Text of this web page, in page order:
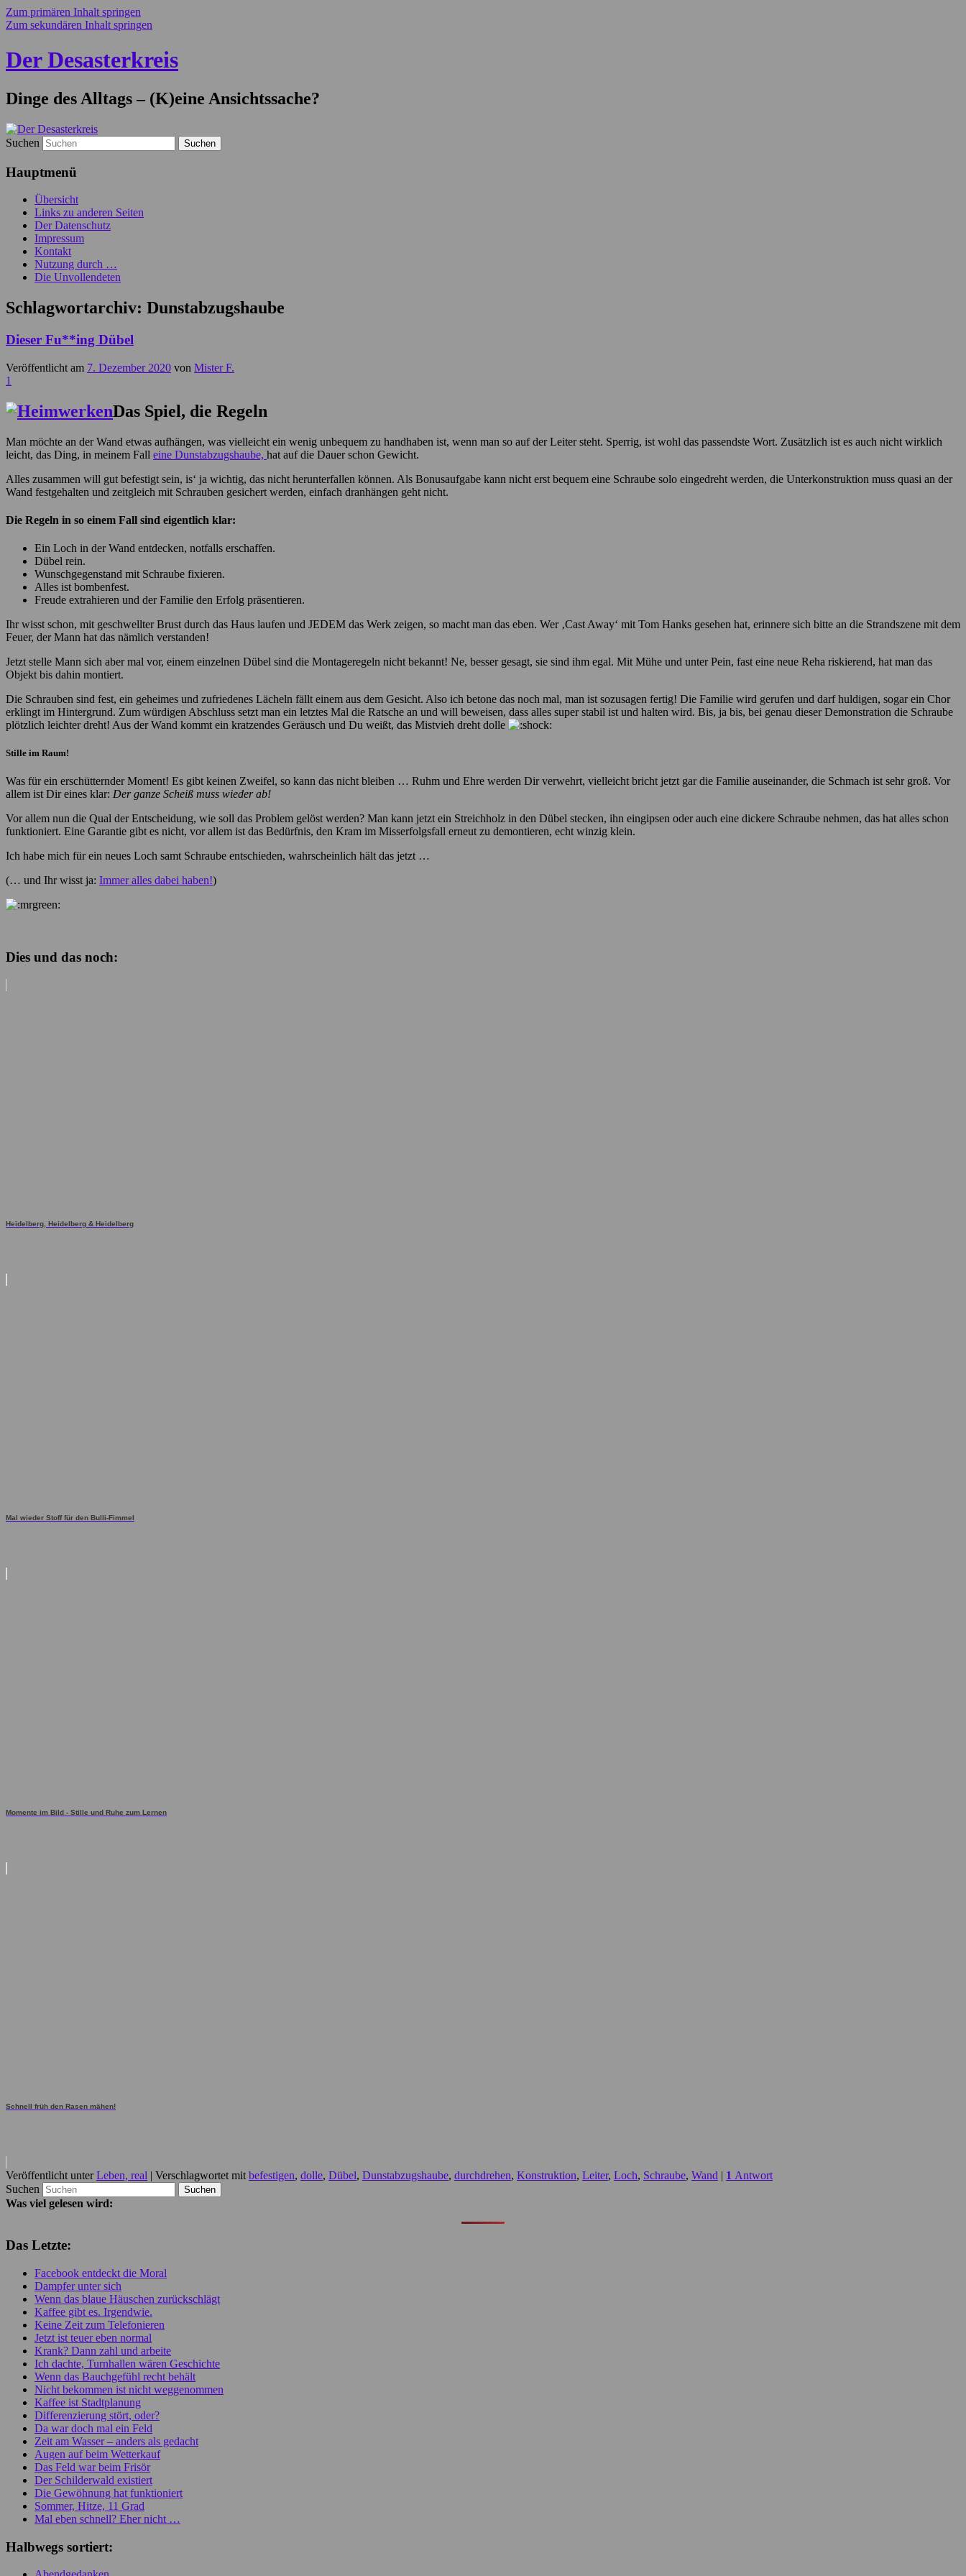
Zum primären Inhalt springen
Zum sekundären Inhalt springen
Der Desasterkreis
Dinge des Alltags – (K)eine Ansichtssache?
Suchen
Hauptmenü
Übersicht
Links zu anderen Seiten
Der Datenschutz
Impressum
Kontakt
Nutzung durch …
Die Unvollendeten
Schlagwortarchiv: Dunstabzugshaube
Dieser Fu**ing Dübel
Veröffentlicht am 7. Dezember 2020 von Mister F.
1
Das Spiel, die Regeln
Man möchte an der Wand etwas aufhängen, was vielleicht ein wenig unbequem zu handhaben ist, wenn man so auf der Leiter steht. Sperrig, ist wohl das passendste Wort. Zusätzlich ist es auch nicht wirklich
leicht, das Ding, in meinem Fall eine Dunstabzugshaube, hat auf die Dauer schon Gewicht.
Alles zusammen will gut befestigt sein, is‘ ja wichtig, das nicht herunterfallen können. Als Bonusaufgabe kann nicht erst bequem eine Schraube solo eingedreht werden, die Unterkonstruktion muss quasi an der
Wand festgehalten und zeitgleich mit Schrauben gesichert werden, einfach dranhängen geht nicht.
Die Regeln in so einem Fall sind eigentlich klar:
Ein Loch in der Wand entdecken, notfalls erschaffen.
Dübel rein.
Wunschgegenstand mit Schraube fixieren.
Alles ist bombenfest.
Freude extrahieren und der Familie den Erfolg präsentieren.
Ihr wisst schon, mit geschwellter Brust durch das Haus laufen und JEDEM das Werk zeigen, so macht man das eben. Wer ‚Cast Away‘ mit Tom Hanks gesehen hat, erinnere sich bitte an die Strandszene mit dem
Feuer, der Mann hat das nämlich verstanden!
Jetzt stelle Mann sich aber mal vor, einem einzelnen Dübel sind die Montageregeln nicht bekannt! Ne, besser gesagt, sie sind ihm egal. Mit Mühe und unter Pein, fast eine neue Reha riskierend, hat man das
Objekt bis dahin montiert.
Die Schrauben sind fest, ein geheimes und zufriedenes Lächeln fällt einem aus dem Gesicht. Also ich betone das noch mal, man ist sozusagen fertig! Die Familie wird gerufen und darf huldigen, sogar ein Chor
erklingt im Hintergrund. Zum würdigen Abschluss setzt man ein letztes Mal die Ratsche an und will beweisen, dass alles super stabil ist und halten wird. Bis, ja bis, bei genau dieser Demonstration die Schraube
plötzlich leichter dreht! Aus der Wand kommt ein kratzendes Geräusch und Du weißt, das Mistvieh dreht dolle
Stille im Raum!
Was für ein erschütternder Moment! Es gibt keinen Zweifel, so kann das nicht bleiben … Ruhm und Ehre werden Dir verwehrt, vielleicht bricht jetzt gar die Familie auseinander, die Schmach ist sehr groß. Vor
allem ist Dir eines klar: Der ganze Scheiß muss wieder ab!
Vor allem nun die Qual der Entscheidung, wie soll das Problem gelöst werden? Man kann jetzt ein Streichholz in den Dübel stecken, ihn eingipsen oder auch eine dickere Schraube nehmen, das hat alles schon
funktioniert. Eine Garantie gibt es nicht, vor allem ist das Bedürfnis, den Kram im Misserfolgsfall erneut zu demontieren, echt winzig klein.
Ich habe mich für ein neues Loch samt Schraube entschieden, wahrscheinlich hält das jetzt …
(… und Ihr wisst ja: Immer alles dabei haben!)
Dies und das noch:
Heidelberg, Heidelberg & Heidelberg
Mal wieder Stoff für den Bulli-Fimmel
Momente im Bild - Stille und Ruhe zum Lernen
Schnell früh den Rasen mähen!
Veröffentlicht unter Leben, real | Verschlagwortet mit befestigen, dolle, Dübel, Dunstabzugshaube, durchdrehen, Konstruktion, Leiter, Loch, Schraube, Wand | 1 Antwort
Suchen
Was viel gelesen wird:
Das Letzte:
Facebook entdeckt die Moral
Dampfer unter sich
Wenn das blaue Häuschen zurückschlägt
Kaffee gibt es. Irgendwie.
Keine Zeit zum Telefonieren
Jetzt ist teuer eben normal
Krank? Dann zahl und arbeite
Ich dachte, Turnhallen wären Geschichte
Wenn das Bauchgefühl recht behält
Nicht bekommen ist nicht weggenommen
Kaffee ist Stadtplanung
Differenzierung stört, oder?
Da war doch mal ein Feld
Zeit am Wasser – anders als gedacht
Augen auf beim Wetterkauf
Das Feld war beim Frisör
Der Schilderwald existiert
Die Gewöhnung hat funktioniert
Sommer, Hitze, 11 Grad
Mal eben schnell? Eher nicht …
Halbwegs sortiert: